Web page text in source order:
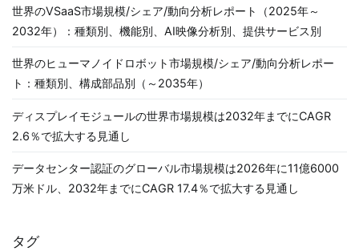
世界のVSaaS市場規模/シェア/動向分析レポート（2025年～
2032年）：種類別、機能別、AI映像分析別、提供サービス別
世界のヒューマノイドロボット市場規模/シェア/動向分析レポー
ト：種類別、構成部品別（～2035年）
ディスプレイモジュールの世界市場規模は2032年までにCAGR
2.6％で拡大する見通し
データセンター認証のグローバル市場規模は2026年に11億6000
万米ドル、2032年までにCAGR 17.4％で拡大する見通し
タグ